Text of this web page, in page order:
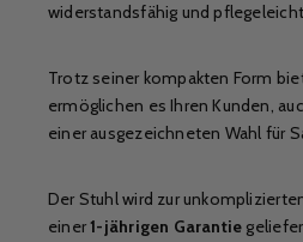
widerstandsfähig und
Trotz seiner kompakten Form
ermöglichen es Ihren Kunden,
einer ausgezeichneten Wahl für
Der Stuhl wird zur
einer1-jährigen Garantie